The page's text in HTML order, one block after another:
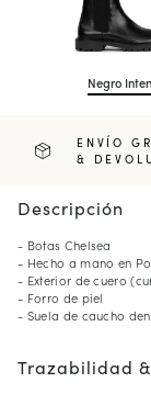
Negro
ENVÍO
&
Descripción
- Botas Chelsea
- Hecho a mano en
- Exterior de cuero
- Forro de piel
- Suela de caucho
Trazabilidad